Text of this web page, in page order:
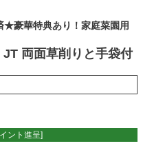
★豪華特典あり！家庭菜園用
両面草削りと手袋付
ント進呈]